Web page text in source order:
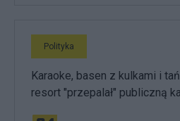
Polityka
Karaoke, basen z kulkami i
resort "przepalał" publiczną